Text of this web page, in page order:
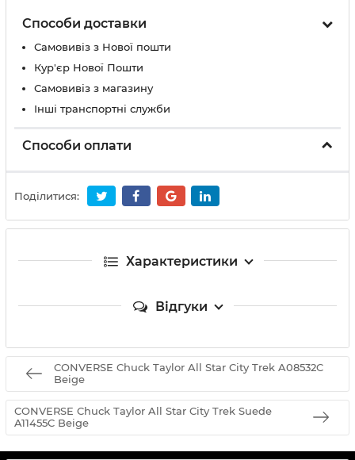
Способи доставки
Самовивіз з Нової пошти
Кур'єр Нової Пошти
Самовивіз з магазину
Інші транспортні служби
Способи оплати
Поділитися:
Характеристики
Відгуки
CONVERSE Chuck Taylor All Star City Trek A08532C
Beige
CONVERSE Chuck Taylor All Star City Trek Suede
A11455C Beige